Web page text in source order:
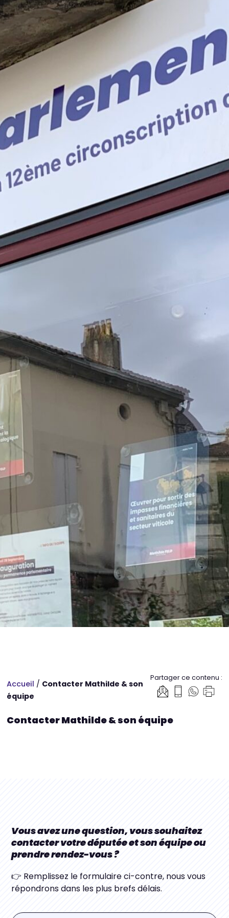
Partager ce contenu :
Accueil / Contacter Mathilde & son
équipe
Contacter Mathilde & son équipe
Vous avez une question, vous souhaitez
contacter votre députée et son équipe ou
prendre rendez-vous ?
👉 Remplissez le formulaire ci-contre, nous vous
répondrons dans les plus brefs délais.